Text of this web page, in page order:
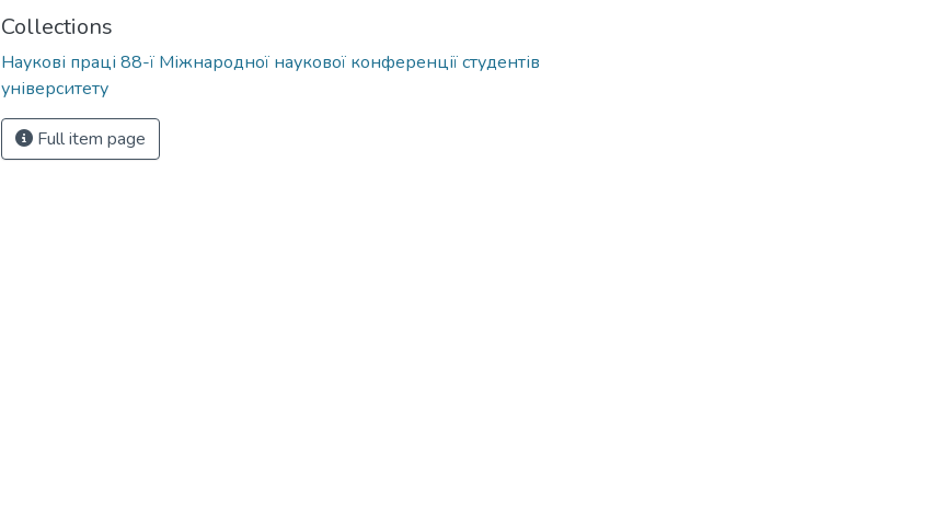
Collections
Наукові праці 88-ї Міжнародної наукової конференції студентів
університету
Full item page